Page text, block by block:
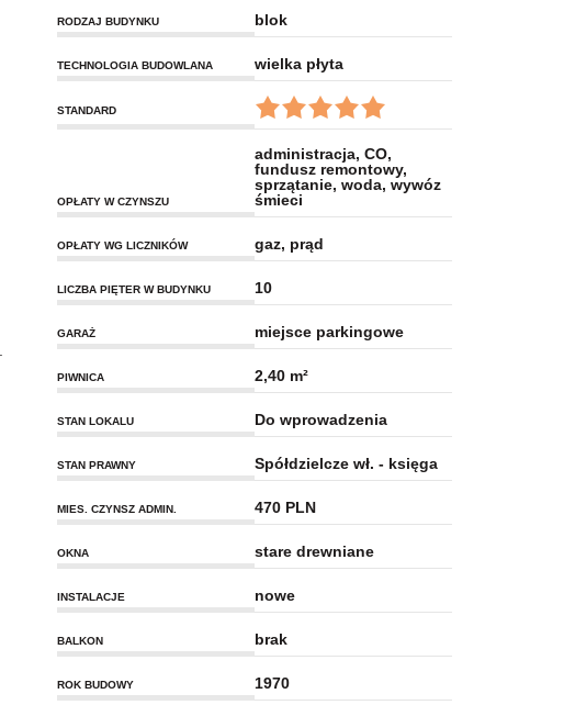
RODZAJ BUDYNKU blok
TECHNOLOGIA BUDOWLANA wielka płyta
STANDARD
OPŁATY W CZYNSZU
administracja, CO,
fundusz remontowy,
sprzątanie, woda, wywóz
śmieci
OPŁATY WG LICZNIKÓW gaz, prąd
LICZBA PIĘTER W BUDYNKU 10
GARAŻ miejsce parkingowe
PIWNICA 2,40 m²
STAN LOKALU Do wprowadzenia
STAN PRAWNY Spółdzielcze wł. - księga
MIES. CZYNSZ ADMIN. 470 PLN
OKNA stare drewniane
INSTALACJE nowe
BALKON brak
ROK BUDOWY 1970